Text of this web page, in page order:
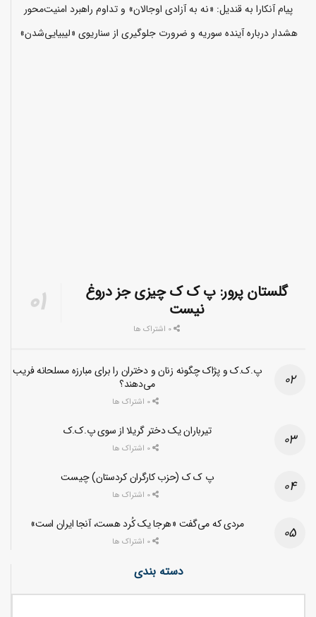
پیام آنکارا به قندیل: «نه به آزادی اوجالان» و تداوم راهبرد امنیت‌محور
هشدار درباره آینده سوریه و ضرورت جلوگیری از سناریوی «لیبیایی‌شدن»
گلستان پرور: پ ک ک چیزی جز دروغ
نیست
پ.ک.ک و پژاک چگونه زنان و دختران را برای مبارزه مسلحانه فریب
می‌دهند؟
تیرباران یک دختر گریلا از سوی پ.ک.ک
پ ک ک (حزب کارگران کردستان) چیست
مردی که می‌گفت «هرجا یک کُرد هست، آنجا ایران است»
دسته بندی